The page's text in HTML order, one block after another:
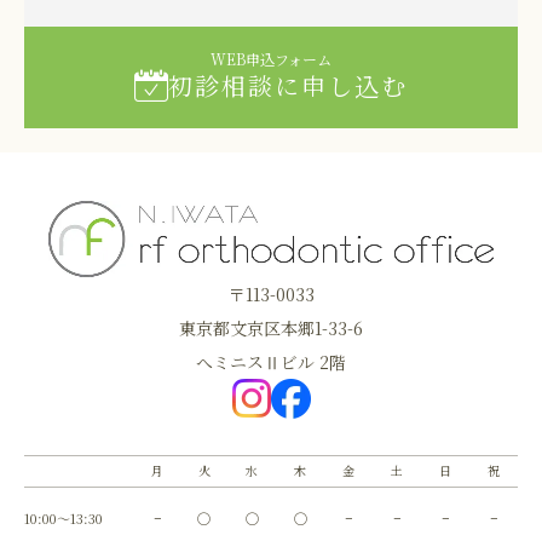
WEB申込フォーム
初診相談に申し込む
〒113-0033
東京都文京区本郷1-33-6
へミニスⅡビル 2階
月 火 水 木 金 土 日 祝
10:00～13:30 − ◯ ◯ ◯ − − − −